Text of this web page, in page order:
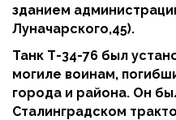
зданием
Луначарского,45).
Танк Т-34-76 был
могиле воинам,
города и района. Он
Сталинградском